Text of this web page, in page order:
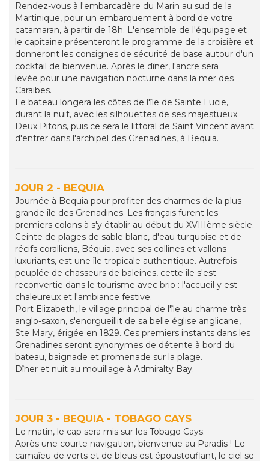
Rendez-vous à l'embarcadère du Marin au sud de la
Martinique, pour un embarquement à bord de votre
catamaran, à partir de 18h. L'ensemble de l'équipage et
le capitaine présenteront le programme de la croisière et
donneront les consignes de sécurité de base autour d'un
cocktail de bienvenue. Après le dîner, l'ancre sera
levée pour une navigation nocturne dans la mer des
Caraïbes.
Le bateau longera les côtes de l'île de Sainte Lucie,
durant la nuit, avec les silhouettes de ses majestueux
Deux Pitons, puis ce sera le littoral de Saint Vincent avant
d'entrer dans l'archipel des Grenadines, à Bequia.
JOUR 2 - BEQUIA
Journée à Bequia pour profiter des charmes de la plus
grande île des Grenadines. Les français furent les
premiers colons à s'y établir au début du XVIIIème siècle.
Ceinte de plages de sable blanc, d'eau turquoise et de
récifs coralliens, Béquia, avec ses collines et vallons
luxuriants, est une île tropicale authentique. Autrefois
peuplée de chasseurs de baleines, cette île s'est
reconvertie dans le tourisme avec brio : l'accueil y est
chaleureux et l'ambiance festive.
Port Elizabeth, le village principal de l'île au charme très
anglo-saxon, s'enorgueillit de sa belle église anglicane,
Ste Mary, érigée en 1829. Ces premiers instants dans les
Grenadines seront synonymes de détente à bord du
bateau, baignade et promenade sur la plage.
Dîner et nuit au mouillage à Admiralty Bay.
JOUR 3 - BEQUIA - TOBAGO CAYS
Le matin, le cap sera mis sur les Tobago Cays.
Après une courte navigation, bienvenue au Paradis ! Le
camaïeu de verts et de bleus est époustouflant, le ciel se